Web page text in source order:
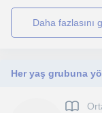
daha fazlasını
Her yaş grubuna